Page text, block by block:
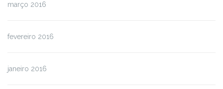
março 2016
fevereiro 2016
janeiro 2016